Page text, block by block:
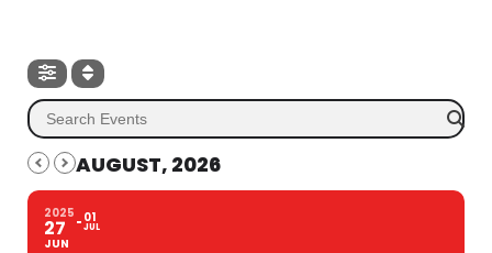
AUGUST, 2026
2025
27
JUN
01
JUL